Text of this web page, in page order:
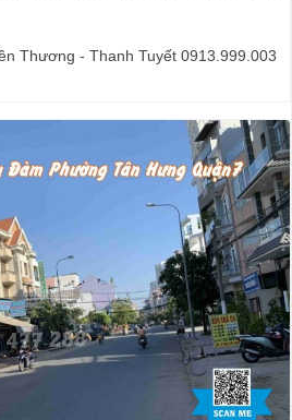
Thương - Thanh Tuyết 0913.999.003